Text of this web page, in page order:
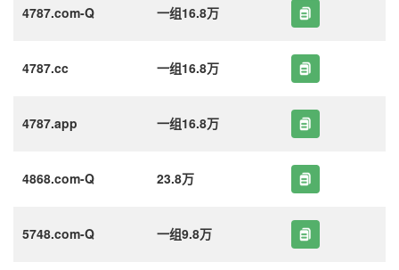
4787.com-Q 一组16.8万
4787.cc 一组16.8万
4787.app 一组16.8万
4868.com-Q 23.8万
5748.com-Q 一组9.8万